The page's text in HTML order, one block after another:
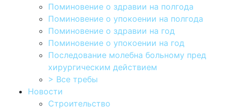
Поминовение о здравии на полгода
Поминовение о упокоении на полгода
Поминовение о здравии на год
Поминовение о упокоении на год
Последование молебна больному пред
хирургическим действием
> Все требы
Новости
Строительство